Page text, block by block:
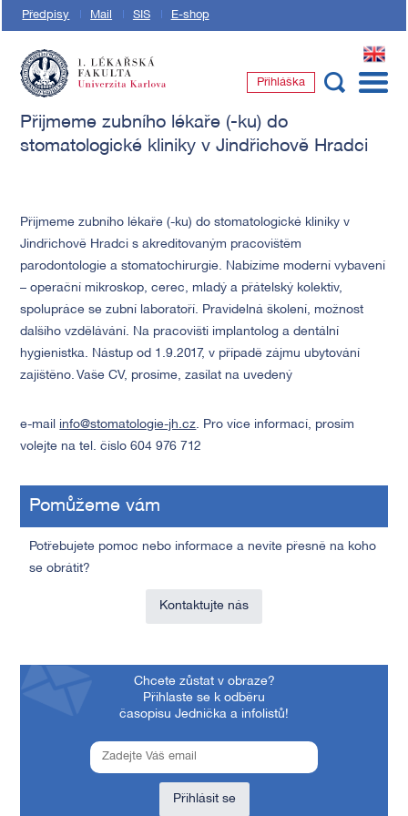
Předpisy Mail SIS E-shop
EN
Přihláška
Přijmeme zubního lékaře (-ku) do
stomatologické kliniky v Jindřichově Hradci
Přijmeme zubního lékaře (-ku) do stomatologické kliniky v
Jindřichově Hradci s akreditovaným pracovištěm
parodontologie a stomatochirurgie. Nabízíme moderní vybavení
– operační mikroskop, cerec, mladý a přátelský kolektiv,
spolupráce se zubní laboratoří. Pravidelná školení, možnost
dalšího vzdělávání. Na pracovišti implantolog a dentální
hygienistka. Nástup od 1.9.2017, v případě zájmu ubytování
zajištěno. Vaše CV, prosíme, zasílat na uvedený
e-mail info@stomatologie-jh.cz. Pro více informací, prosím
volejte na tel. číslo 604 976 712
Pomůžeme vám
Potřebujete pomoc nebo informace a nevíte přesně na koho
se obrátit?
Kontaktujte nás
Chcete zůstat v obraze?
Přihlaste se k odběru
časopisu Jednička a infolistů!
Přihlásit se